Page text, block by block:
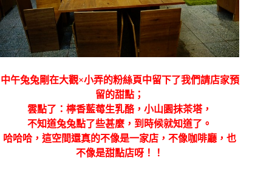
中午兔兔剛在大觀×小弄的粉絲頁中留下了我們請店家預
留的甜點；
雲點了：檸香藍莓生乳酪，小山園抹茶塔，
不知道兔兔點了些甚麼，到時候就知道了。
哈哈哈，這空間還真的不像是一家店，不像咖啡廳，也
不像是甜點店呀！！